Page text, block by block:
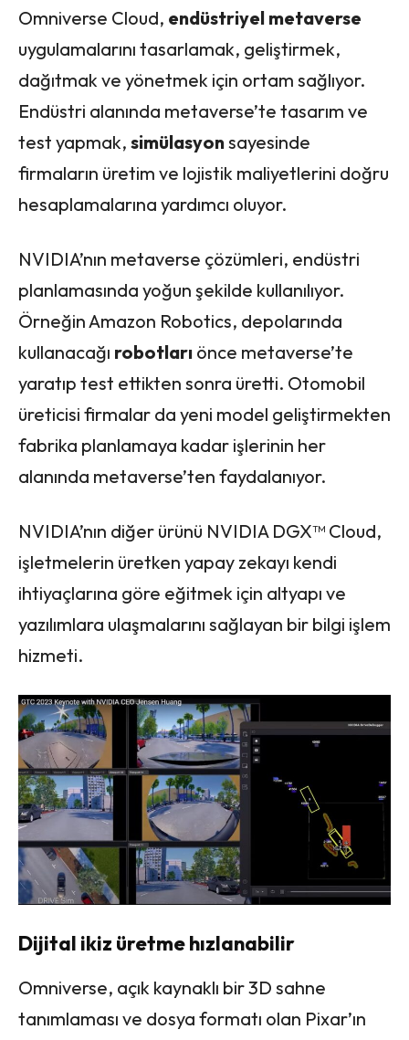
Omniverse Cloud, endüstriyel metaverse
uygulamalarını tasarlamak, geliştirmek,
dağıtmak ve yönetmek için ortam sağlıyor.
Endüstri alanında metaverse’te tasarım ve
test yapmak, simülasyonsayesinde
firmaların üretim ve lojistik maliyetlerini doğru
hesaplamalarına yardımcı oluyor.
NVIDIA’nın metaverse çözümleri, endüstri
planlamasında yoğun şekilde kullanılıyor.
Örneğin Amazon Robotics, depolarında
kullanacağı robotları önce metaverse’te
yaratıp test ettikten sonra üretti. Otomobil
üreticisi firmalar da yeni model geliştirmekten
fabrika planlamaya kadar işlerinin her
alanında metaverse’ten faydalanıyor.
NVIDIA’nın diğer ürünü NVIDIA DGX™ Cloud,
işletmelerin üretken yapay zekayı kendi
ihtiyaçlarına göre eğitmek için altyapı ve
yazılımlara ulaşmalarını sağlayan bir bilgi işlem
hizmeti.
Dijital ikiz üretme hızlanabilir
Omniverse, açık kaynaklı bir 3D sahne
tanımlaması ve dosya formatı olan Pixar’ın